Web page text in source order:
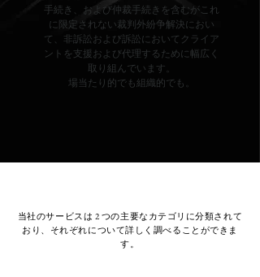
手続き、および仲裁手続きを含むがこれ
に限定されない裁判外紛争解決におい
て、非訴訟および訴訟においてクライア
ントを支援および代理するために幅広く
取り組んでいます。
場当たり的でも組織的でも。
当社のサービスは 2 つの主要なカテゴリに分類されて
おり、それぞれについて詳しく調べることができま
す。